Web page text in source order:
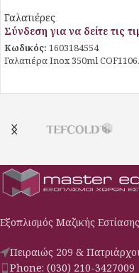
Γαλατιέρες
Σύνδεση για να δείτε τις
Κωδικός: 1603184554
Γαλατιέρα Inox 350ml COF1106.
Εξοπλισμός Μαζικής Εστίασης
Πειραιώς 209 &
Phone: (030) 210-3427009